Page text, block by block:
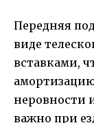
Передняя
виде
вставками,
неровности
важно при